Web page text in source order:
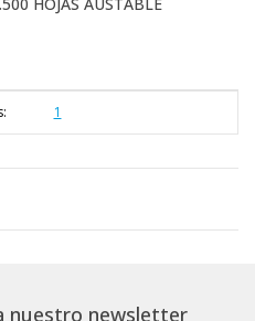
1
nuestro newsletter